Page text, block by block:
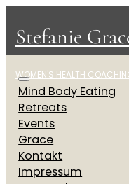
Stefanie
WOMEN'S HEALTH
Mind Body Eating
Retreats
Events
Grace
Kontakt
Impressum